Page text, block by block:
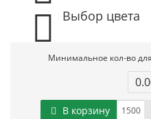
Выбор цвета
Минимальное кол-во для
В корзину